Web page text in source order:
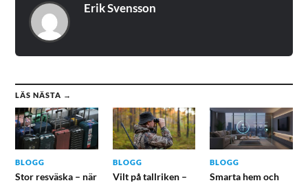
Erik Svensson
LÄS NÄSTA →
BLOGG
Stor resväska – när
BLOGG
Vilt på tallriken –
BLOGG
Smarta hem och